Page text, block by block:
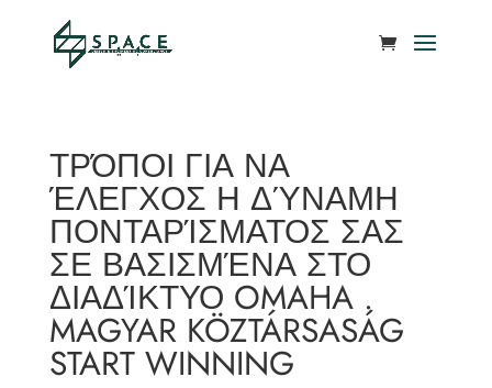
ΤΡΌΠΟΙ ΓΙΑ ΝΑ
ΈΛΕΓΧΟΣ Η ΔΎΝΑΜΗ
ΠΟΝΤΑΡΊΣΜΑΤΟΣ ΣΑΣ
ΣΕ ΒΑΣΙΣΜΈΝΑ ΣΤΟ
ΔΙΑΔΊΚΤΥΟ OMAHA .
MAGYAR KÖZTÁRSASÁG
START WINNING